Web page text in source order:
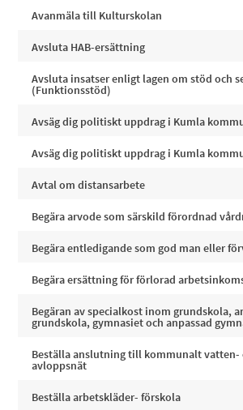
Avanmäla till Kulturskolan
Avsluta HAB-ersättning
Avsluta insatser enligt lagen om stöd och
(Funktionsstöd)
Avsäg dig politiskt uppdrag i Kumla
Avsäg dig politiskt uppdrag i Kumla
Avtal om distansarbete
Begära arvode som särskild förordnad
Begära entledigande som god man eller
Begära ersättning för förlorad
Begäran av specialkost inom grundskola,
grundskola, gymnasiet och anpassad
Beställa anslutning till kommunalt vatten-
avloppsnät
Beställa arbetskläder- förskola